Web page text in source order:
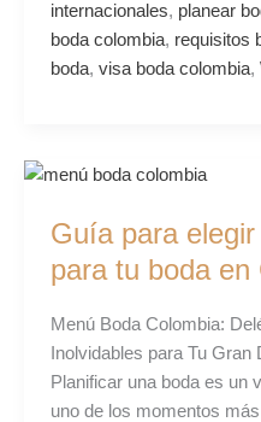
internacionales, planear
boda colombia, requisitos
boda, visa boda colombia,
Guía para
para tu boda en
Menú Boda Colombia:
Inolvidables para Tu Gran
Planificar una boda es un
uno de los momentos
Guía
elegir
menú
perfecto
para
tu
boda